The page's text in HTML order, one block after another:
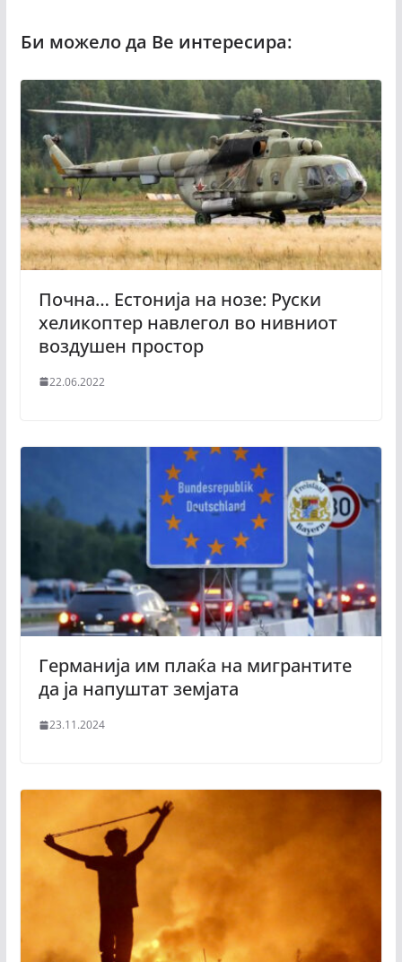
Почна… Естонија на нозе: Руски
хеликоптер навлегол во нивниот
воздушен простор
22.06.2022
Германија им плаќа на мигрантите
да ја напуштат земјата
23.11.2024